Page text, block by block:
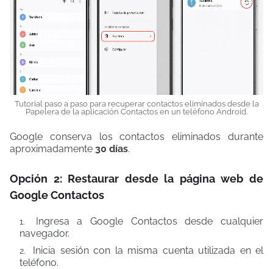
Tutorial paso a paso para recuperar contactos eliminados desde la
Papelera de la aplicación Contactos en un teléfono Android.
Google conserva los contactos eliminados durante
aproximadamente 30 días.
Opción 2: Restaurar desde la página web de
Google Contactos
Ingresa a Google Contactos desde cualquier
navegador.
Inicia sesión con la misma cuenta utilizada en el
teléfono.